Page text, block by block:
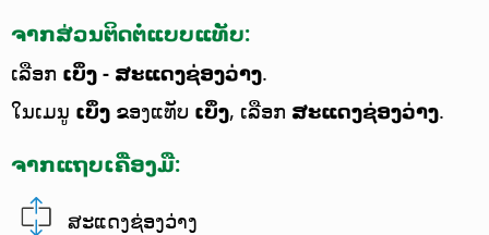
ຈາກສ່ວນຕິດຕໍ່ແບບແທັບ:
ເລືອກ ເບິ່ງ - ສະແດງຊ່ອງວ່າງ.
ໃນເມນູ ເບິ່ງ ຂອງແທັບ ເບິ່ງ, ເລືອກ ສະແດງຊ່ອງວ່າງ.
ຈາກແຖບເຄື່ອງມື:
ສະແດງຊ່ອງວ່າງ